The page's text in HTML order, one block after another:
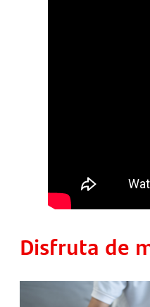
Disfruta de